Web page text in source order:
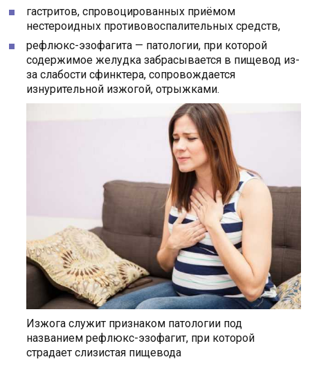
гастритов, спровоцированных приёмом
нестероидных противовоспалительных средств,
рефлюкс-эзофагита — патологии, при которой
содержимое желудка забрасывается в пищевод из-
за слабости сфинктера, сопровождается
изнурительной изжогой, отрыжками.
Изжога служит признаком патологии под
названием рефлюкс-эзофагит, при которой
страдает слизистая пищевода